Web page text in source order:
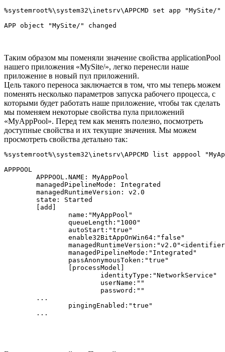
%systemroot%\system32\inetsrv\APPCMD set app
Таким образом мы поменяли значение свойства applicationPool
нашего приложения «MySite/», легко перенесли наше
приложение в новый пул приложений.
Цель такого переноса заключается в том, что мы теперь можем
поменять несколько параметров запуска рабочего процесса, с
которыми будет работать наше приложение, чтобы так сделать
мы поменяем некоторые свойства пула приложений
«MyAppPool». Перед тем как менять полезно, посмотреть
доступные свойства и их текущие значения. Мы можем
просмотреть свойства детально так:
%systemroot%\system32\inetsrv\APPCMD list apppool
APPPOOL